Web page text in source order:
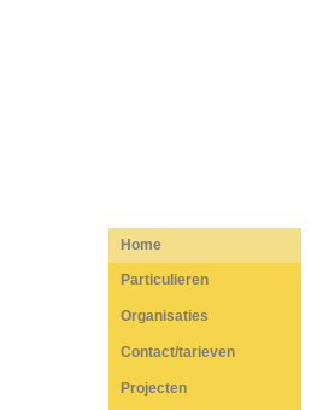
Home
Particulieren
Organisaties
Contact/tarieven
Projecten